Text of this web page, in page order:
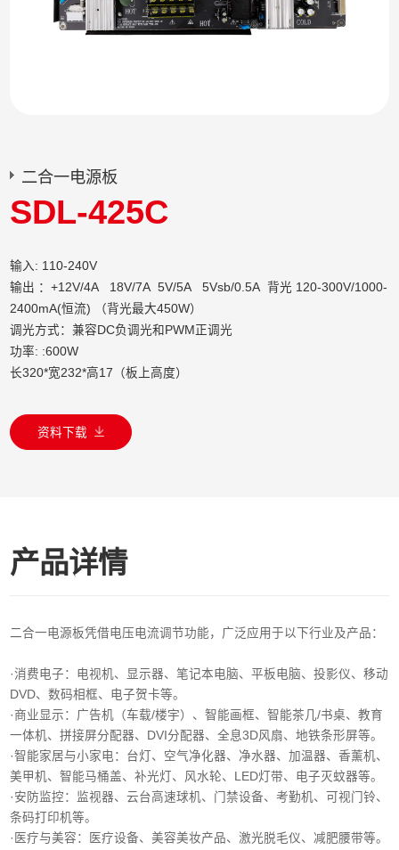
二合一电源板
SDL-425C
输入: 110-240V
输出 ：+12V/4A 18V/7A 5V/5A 5Vsb/0.5A 背光 120-300V/1000-
2400mA(恒流) （背光最大450W）
调光方式：兼容DC负调光和PWM正调光
功率: :600W
长320*宽232*高17（板上高度）
资料下载
产品详情
二合一电源板凭借电压电流调节功能，广泛应用于以下行业及产品：
·消费电子‌：电视机、显示器、笔记本电脑、平板电脑、投影仪、移动
DVD、数码相框、电子贺卡等。
·商业显示‌：广告机（车载/楼宇）、智能画框、智能茶几/书桌、教育
一体机、拼接屏分配器、DVI分配器、全息3D风扇、地铁条形屏等。
·智能家居与小家电‌：台灯、空气净化器、净水器、加温器、香薰机、
美甲机、智能马桶盖、补光灯、风水轮、LED灯带、电子灭蚊器等。
‌·安防监控‌：监视器、云台高速球机、门禁设备、考勤机、可视门铃、
条码打印机等。
·医疗与美容‌：医疗设备、美容美妆产品、激光脱毛仪、减肥腰带等。